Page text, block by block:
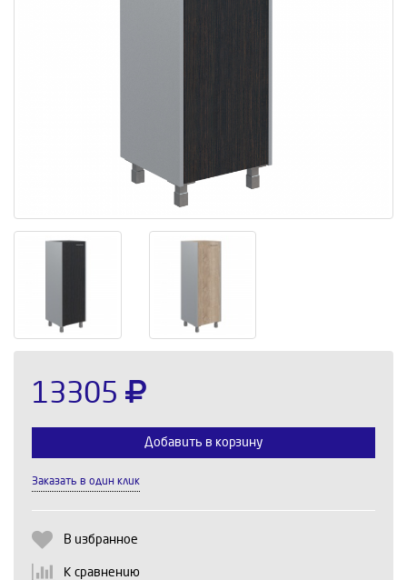
13305
Добавить в корзину
Заказать в один клик
В избранное
К сравнению